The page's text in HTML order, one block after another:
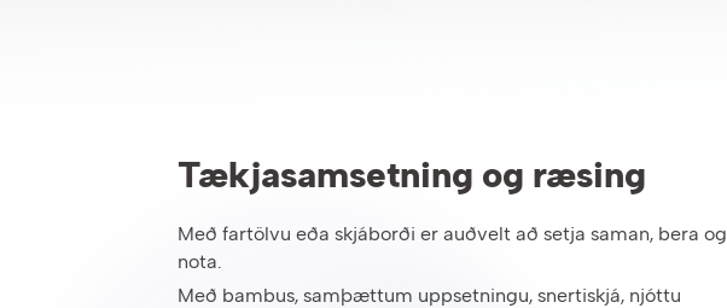
Tækjasamsetning og ræsing
Með fartölvu eða skjáborði er auðvelt að setja saman, bera og
nota.
Með bambus, samþættum uppsetningu, snertiskjá, njóttu